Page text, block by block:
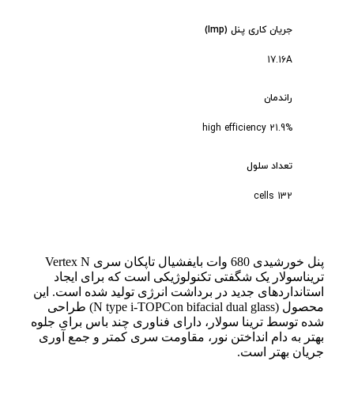
جریان کاری پنل (Imp)
17.16A
راندمان
21.9% high efficiency
تعداد سلول
132 cells
پنل خورشیدی 680 وات بایفشیال تاپکان سری Vertex N
تریناسولار یک شگفتی تکنولوژیکی است که برای ایجاد
استانداردهای جدید در برداشت انرژی تولید شده است. این
محصول (N type i-TOPCon bifacial dual glass) طراحی
شده توسط ترینا سولار، دارای فناوری چند باس برای جلوه
بهتر به دام انداختن نور، مقاومت سری کمتر و جمع آوری
جریان بهتر است.